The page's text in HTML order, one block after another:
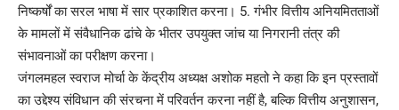
निष्कर्षों का सरल भाषा में सार प्रकाशित करना। 5. गंभीर वित्तीय अनियमितताओं
के मामलों में संवैधानिक ढांचे के भीतर उपयुक्त जांच या निगरानी तंत्र की
संभावनाओं का परीक्षण करना।
जंगलमहल स्वराज मोर्चा के केंद्रीय अध्यक्ष अशोक महतो ने कहा कि इन प्रस्तावों
का उद्देश्य संविधान की संरचना में परिवर्तन करना नहीं है, बल्कि वित्तीय अनुशासन,